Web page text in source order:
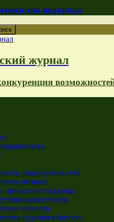
водорода
журнал
законодательства
бизнеса
финансового рынка
отходов
новости
крупного бизнеса